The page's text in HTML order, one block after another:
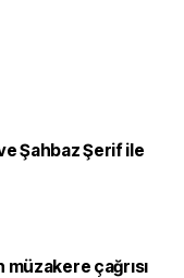
Şahbaz Şerif ile
müzakere çağrısı